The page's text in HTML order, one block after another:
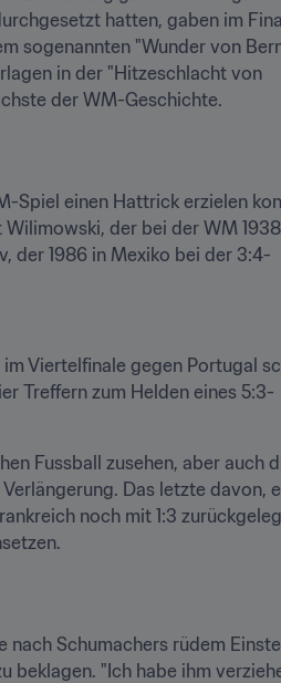
hatten, gaben im
sogenannten "Wunder von
in der "Hitzeschlacht von
der WM-Geschichte.
Spiel einen Hattrick erzielen
der bei der WM
der 1986 in Mexiko bei der 3:4-
Viertelfinale gegen Portugal
Treffern zum Helden eines 5:3-
Fussball zusehen, aber auch
Das letzte davon,
noch mit 1:3
Schumachers rüdem
beklagen. "Ich habe ihm